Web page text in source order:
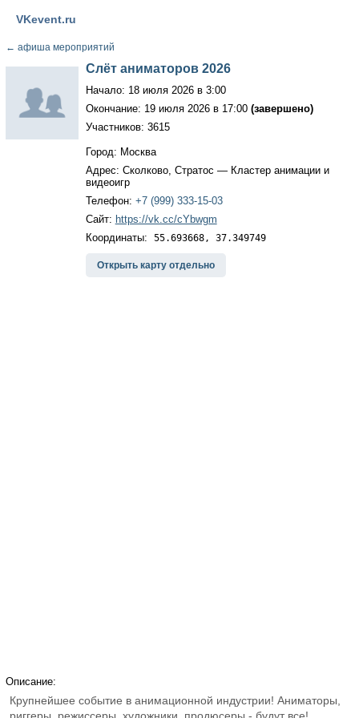
VKevent.ru
← афиша мероприятий
Слёт аниматоров 2026
Начало: 18 июля 2026 в 3:00
Окончание: 19 июля 2026 в 17:00 (завершено)
Участников: 3615
Город: Москва
Адрес: Сколково, Стратос — Кластер анимации и
видеоигр
Телефон: +7 (999) 333-15-03
Сайт: https://vk.cc/cYbwgm
Координаты: 55.693668, 37.349749
Открыть карту отдельно
Описание:
Крупнейшее событие в анимационной индустрии! Аниматоры,